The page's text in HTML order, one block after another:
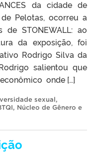
da cidade de
Pelotas, ocorreu a
STONEWALL: ao
da exposição, foi
Rodrigo Silva da
salientou que
onde […]
sexual,
, Núcleo de Gênero e